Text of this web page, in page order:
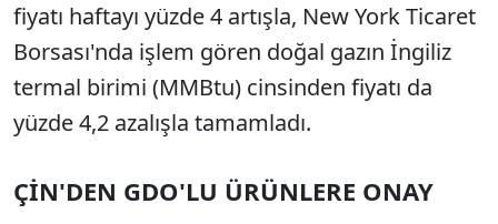
fiyatı haftayı yüzde 4 artışla, New York Ticaret
Borsası'nda işlem gören doğal gazın İngiliz
termal birimi (MMBtu) cinsinden fiyatı da
yüzde 4,2 azalışla tamamladı.
ÇİN'DEN GDO'LU ÜRÜNLERE ONAY